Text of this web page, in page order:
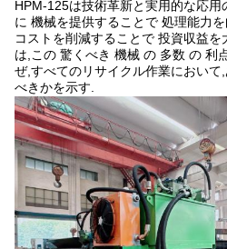
HPM-125は技術革新と実用的な応
に 機械を提供することで 処理能力
コストを削減することで 投資収益
は,この 驚くべき 機械 の 多数 の 利
ぜ,すべてのリサイクル作業におい
べきかを示す.